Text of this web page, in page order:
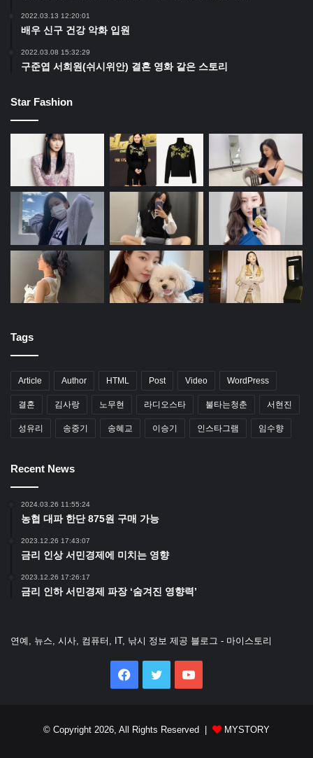
2022.03.13 12:20:01
배우 신구 건강 악화 입원
2022.03.08 15:32:29
구준엽 서희원(쉬시위안) 결혼 영화 같은 스토리
Star Fashion
Tags
Article Author HTML Post Video WordPress
결혼 김사랑 노무현 라디오스타 불타는청춘 서현진
성유리 송중기 송혜교 이승기 인스타그램 임수향
Recent News
2024.03.26 11:55:24
농협 대파 한단 875원 구매 가능
2023.12.26 17:43:07
금리 인상 서민경제에 미치는 영향
2023.12.26 17:26:17
금리 인하 서민경제 파장 ‘숨겨진 영향력’
연예, 뉴스, 시사, 컴퓨터, IT, 낚시 정보 제공 블로그 - 마이스토리
Facebook
Twitter
© Copyright 2026, All Rights Reserved | MYSTORY